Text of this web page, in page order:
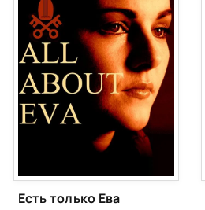
Есть только Ева